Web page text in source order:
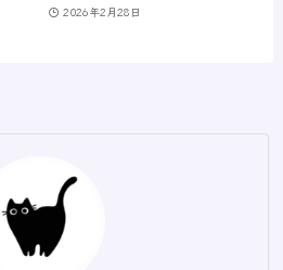
2026年2月28日